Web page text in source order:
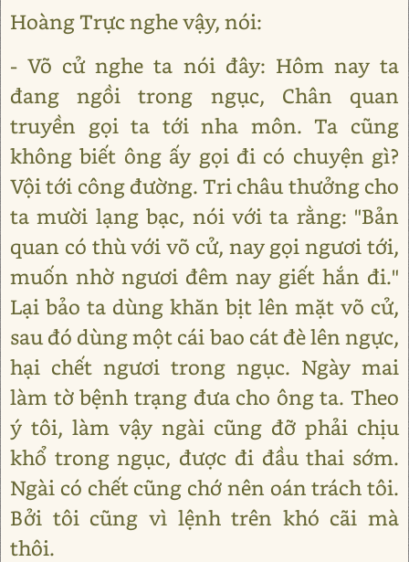
Hoàng Trực nghe vậy, nói:
- Võ cử nghe ta nói đây: Hôm nay ta
đang ngồi trong ngục, Chân quan
truyền gọi ta tới nha môn. Ta cũng
không biết ông ấy gọi đi có chuyện gì?
Vội tới công đường. Tri châu thưởng cho
ta mười lạng bạc, nói với ta rằng: "Bản
quan có thù với võ cử, nay gọi ngươi tới,
muốn nhờ ngươi đêm nay giết hắn đi."
Lại bảo ta dùng khăn bịt lên mặt võ cử,
sau đó dùng một cái bao cát đè lên ngực,
hại chết ngươi trong ngục. Ngày mai
làm tờ bệnh trạng đưa cho ông ta. Theo
ý tôi, làm vậy ngài cũng đỡ phải chịu
khổ trong ngục, được đi đầu thai sớm.
Ngài có chết cũng chớ nên oán trách tôi.
Bởi tôi cũng vì lệnh trên khó cãi mà
thôi.